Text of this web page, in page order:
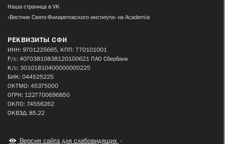
Наша страница в VK
«Вестник Свято-Филаретовского института» на Academia
РЕКВИЗИТЫ СФИ
ИНН: 9701225665, КПП: 770101001
Р/с: 40703810838120100621 ПАО Сбербанк
К/с: 30101810400000000225
БИК: 044525225
ОКТМО: 45375000
ОГРН: 1227700696850
ОКПО: 74556262
ОКВЭД: 85.22
Версия сайта для слабовидящих